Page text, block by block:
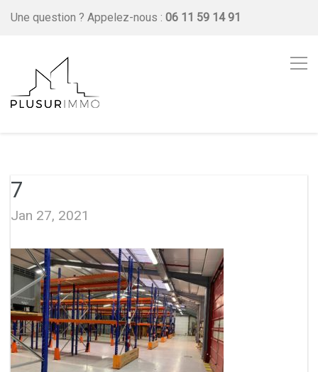
Une question ? Appelez-nous : 06 11 59 14 91
7
Jan 27, 2021